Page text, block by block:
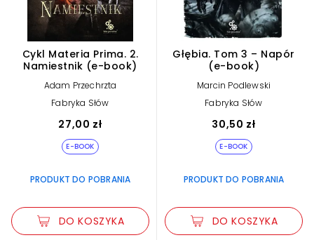
Cykl Materia Prima. 2.
Namiestnik (e-book)
Adam Przechrzta
Fabryka Słów
27,00 zł
E-BOOK
PRODUKT DO POBRANIA
DO KOSZYKA
Głębia. Tom 3 – Napór
(e-book)
Marcin Podlewski
Fabryka Słów
30,50 zł
E-BOOK
PRODUKT DO POBRANIA
DO KOSZYKA